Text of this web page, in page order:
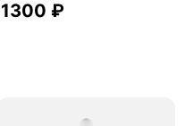
1300 ₽